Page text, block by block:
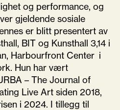
og performance, og
gjeldende sosiale
er blitt presentert av
BIT og Kunsthall 3,14 i
Harbourfront Center i
Hun har vært
– The Journal of
Live Art siden 2018,
i 2024. I tillegg til